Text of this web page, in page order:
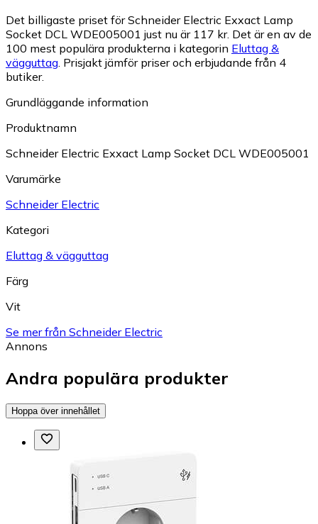
Det billigaste priset för Schneider Electric Exxact Lamp
Socket DCL WDE005001 just nu är 117 kr. Det är en av de
100 mest populära produkterna i kategorin Eluttag &
vägguttag. Prisjakt jämför priser och erbjudande från 4
butiker.
Grundläggande information
Produktnamn
Schneider Electric Exxact Lamp Socket DCL WDE005001
Varumärke
Schneider Electric
Kategori
Eluttag & vägguttag
Färg
Vit
Se mer från Schneider Electric
Annons
Andra populära produkter
Hoppa över innehållet